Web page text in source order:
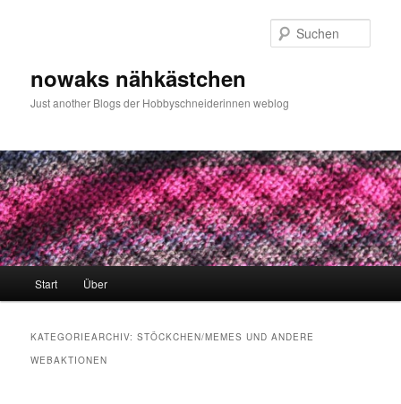
nowaks nähkästchen
Just another Blogs der Hobbyschneiderinnen weblog
Start Über
KATEGORIEARCHIV:STÖCKCHEN/MEMES UND ANDERE
WEBAKTIONEN